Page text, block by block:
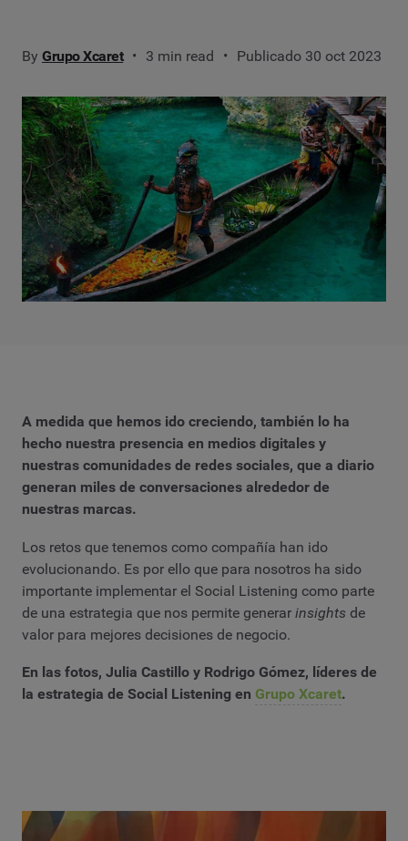
By Grupo Xcaret 3 min read Publicado 30 oct 2023
A medida que hemos ido creciendo, también lo ha
hecho nuestra presencia en medios digitales y
nuestras comunidades de redes sociales, que a diario
generan miles de conversaciones alrededor de
nuestras marcas.
Los retos que tenemos como compañía han ido
evolucionando. Es por ello que para nosotros ha sido
importante implementar el Social Listening como parte
de una estrategia que nos permite generar insights de
valor para mejores decisiones de negocio.
En las fotos, Julia Castillo y Rodrigo Gómez, líderes de
la estrategia de Social Listening en Grupo Xcaret.